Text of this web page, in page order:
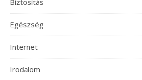
Biztosítás
Egészség
Internet
Irodalom